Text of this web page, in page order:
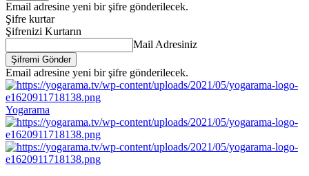
Email adresine yeni bir şifre gönderilecek.
Şifre kurtar
Şifrenizi Kurtarın
Mail Adresiniz
Email adresine yeni bir şifre gönderilecek.
Yogarama